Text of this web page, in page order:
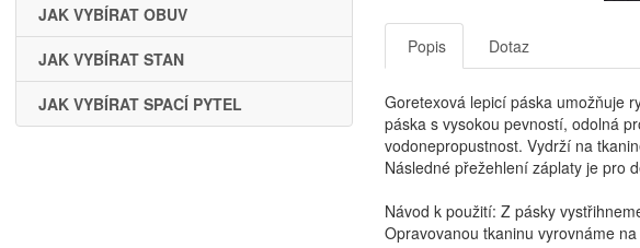
JAK VYBÍRAT OBUV
JAK VYBÍRAT STAN
JAK VYBÍRAT SPACÍ PYTEL
Popis Dotaz
Goretexová lepicí páska umožňuje
páska s vysokou pevností, odolná
vodonepropustnost. Vydrží na
Následné přežehlení záplaty je pro
Návod k použití: Z pásky
Opravovanou tkaninu vyrovnáme